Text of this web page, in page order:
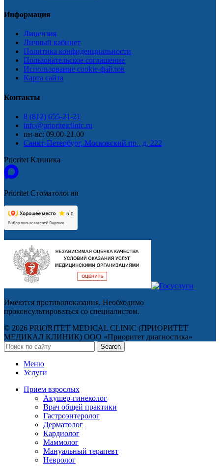
Информация
Лицензия
Личный кабинет
Политика конфиденциальности
Пользовательское соглашение
Использование cookie-файлов
Карта сайта
Контакты
8 (812) 655-21-21
info@prioritetclinic.ru
пн-вс: 09.00-21.00
Санкт-Петербург, Московский пр., д. 222
Prioritet Клиника
Prioritet Стоматология
Имеются противопоказания. Необходимо
проконсультироваться со специалистом.
© 2026 PRIORITET MEDICAL CLINIC (ПРИОРИТЕТ
МЕДИКАЛ КЛИНИК) ООО «Приоритет диагностика»
Search
Меню
Услуги
Прием взрослых
Акушер-гинеколог
Врач общей практики
Гастроэнтеролог
Дерматолог
Кардиолог
Маммолог
Мануальный терапевт
Невролог